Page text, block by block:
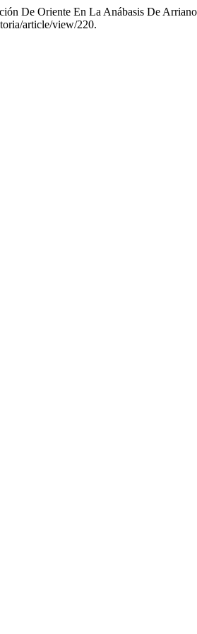
De Oriente En La Anábasis De
article/view/220.